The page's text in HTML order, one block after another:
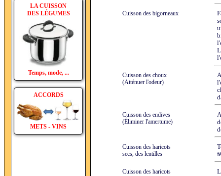
LA CUISSON
DES LÉGUMES
Temps, mode, ...
ACCORDS
METS - VINS
Cuisson des bigorneaux
Cuisson des choux
(Atténuer l'odeur)
Cuisson des endives
(Éliminer l'amertume)
Cuisson des haricots
secs, des lentilles
Cuisson des haricots